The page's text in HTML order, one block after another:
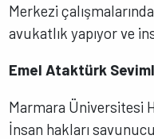
Merkezi
avukatlık yapıyor ve
Emel Ataktürk
Marmara Üniversitesi
İnsan hakları